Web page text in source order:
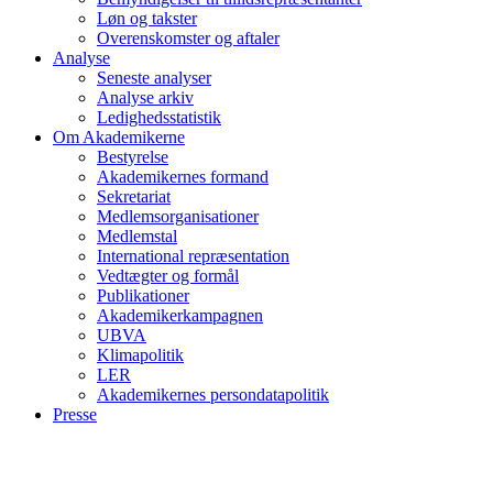
Løn og takster
Overenskomster og aftaler
Analyse
Seneste analyser
Analyse arkiv
Ledighedsstatistik
Om Akademikerne
Bestyrelse
Akademikernes formand
Sekretariat
Medlemsorganisationer
Medlemstal
International repræsentation
Vedtægter og formål
Publikationer
Akademikerkampagnen
UBVA
Klimapolitik
LER
Akademikernes persondatapolitik
Presse